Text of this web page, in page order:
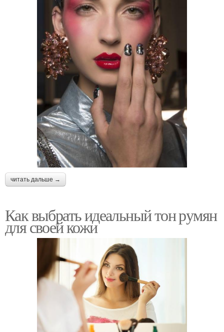
читать дальше →
Как выбрать идеальный тон румян
для своей кожи